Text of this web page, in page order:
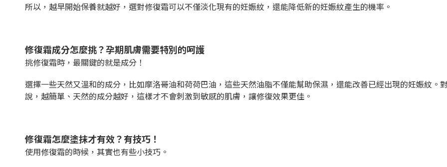
所以，越早開始保養就越好，選對修復霜可以不僅淡化現有的妊娠紋，還能降低新的妊娠紋產生的機率。
修復霜成分怎麼挑？孕期肌膚需要特別的呵護
挑修復霜時，最關鍵的就是成分！
選擇一些天然又溫和的成分，比如摩洛哥油和荷荷巴油，這些天然油脂不僅能幫助保濕，還能改善已經出現的妊娠紋。
說，越簡單、天然的成分越好，這樣才不會刺激到敏感的肌膚，讓修復效果更佳。
修復霜怎麼塗抹才有效？有技巧！
使用修復霜的時候，其實也有些小技巧。